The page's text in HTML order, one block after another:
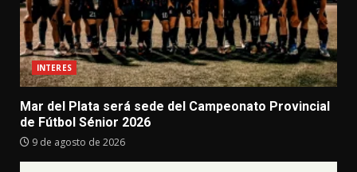
INTERES
Mar del Plata será sede del Campeonato Provincial
de Fútbol Sénior 2026
9 de agosto de 2026